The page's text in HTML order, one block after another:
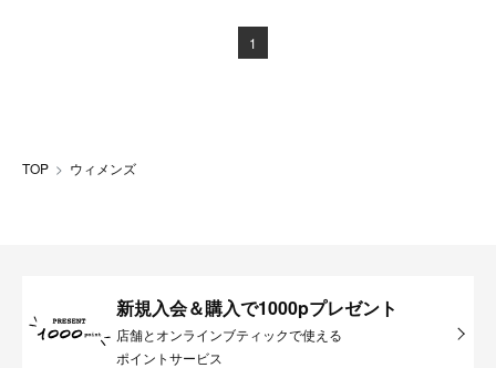
1
TOP ウィメンズ
新規入会＆購入で1000pプレゼント
店舗とオンラインブティックで使える
ポイントサービス